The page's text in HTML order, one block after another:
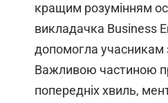
кращим розумінням
викладачка Business
допомогла учасникам
Важливою частиною
попередніх хвиль,